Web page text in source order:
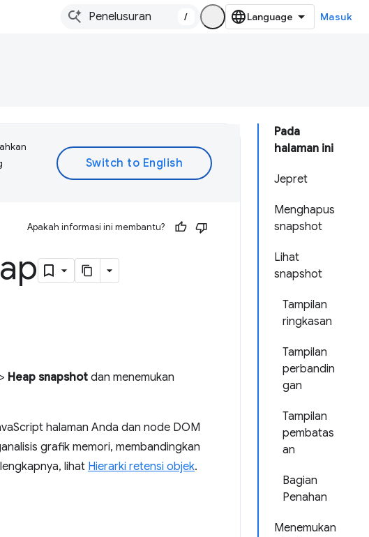
/ Masuk
Pada
halaman ini
Jepret
Menghapus
snapshot
Lihat
snapshot
Tampilan
ringkasan
Tampilan
perbandin
gan
Tampilan
pembatas
an
Bagian
Penahan
Menemukan
Apakah informasi ini membantu?
Heap snapshot dan menemukan
halaman Anda dan node DOM
grafik memori, membandingkan
lihat Hierarki retensi objek.